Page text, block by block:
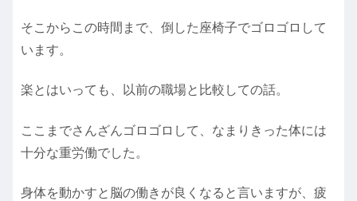
そこからこの時間まで、倒した座椅子でゴロゴロして
います。
楽とはいっても、以前の職場と比較しての話。
ここまでさんざんゴロゴロして、なまりきった体には
十分な重労働でした。
身体を動かすと脳の働きが良くなると言いますが、疲